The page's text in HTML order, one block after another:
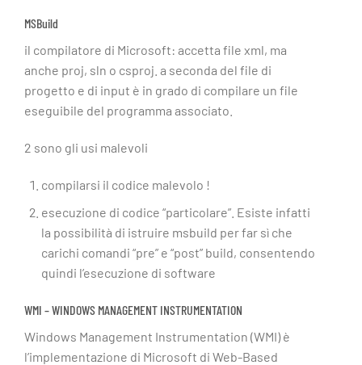
MSBuild
il compilatore di Microsoft: accetta file xml, ma
anche proj, sln o csproj. a seconda del file di
progetto e di input è in grado di compilare un file
eseguibile del programma associato.
2 sono gli usi malevoli
compilarsi il codice malevolo !
esecuzione di codice “particolare”. Esiste infatti
la possibilità di istruire msbuild per far sì che
carichi comandi “pre” e “post” build, consentendo
quindi l’esecuzione di software
WMI – WINDOWS MANAGEMENT INSTRUMENTATION
Windows Management Instrumentation (WMI) è
l’implementazione di Microsoft di Web-Based